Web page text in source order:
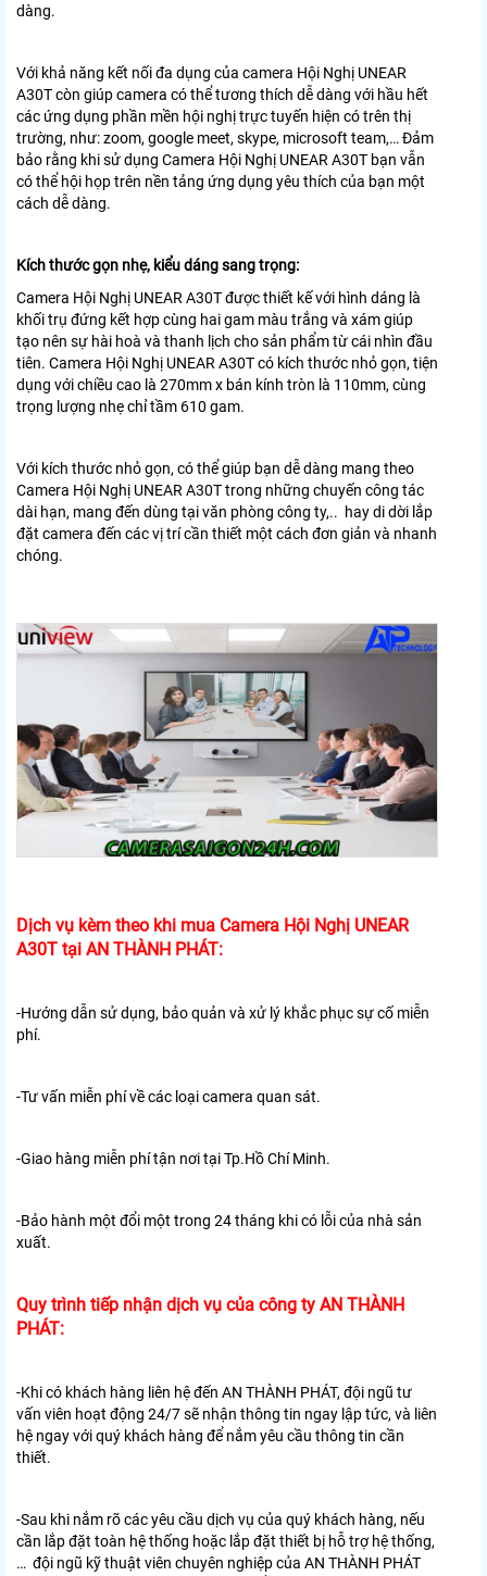
dàng.
Với khả năng kết nối đa dụng của camera Hội Nghị UNEAR
A30T còn giúp camera có thể tương thích dễ dàng với hầu hết
các ứng dụng phần mền hội nghị trực tuyến hiện có trên thị
trường, như: zoom, google meet, skype, microsoft team,… Đảm
bảo rằng khi sử dụng Camera Hội Nghị UNEAR A30T bạn vẫn
có thể hội họp trên nền tảng ứng dụng yêu thích của bạn một
cách dễ dàng.
Kích thước gọn nhẹ, kiểu dáng sang trọng:
Camera Hội Nghị UNEAR A30T được thiết kế với hình dáng là
khối trụ đứng kết hợp cùng hai gam màu trắng và xám giúp
tạo nên sự hài hoà và thanh lịch cho sản phẩm từ cái nhìn đầu
tiên. Camera Hội Nghị UNEAR A30T có kích thước nhỏ gọn, tiện
dụng với chiều cao là 270mm x bán kính tròn là 110mm, cùng
trọng lượng nhẹ chỉ tầm 610 gam.
Với kích thước nhỏ gọn, có thể giúp bạn dễ dàng mang theo
Camera Hội Nghị UNEAR A30T trong những chuyến công tác
dài hạn, mang đến dùng tại văn phòng công ty,.. hay di dời lắp
đặt camera đến các vị trí cần thiết một cách đơn giản và nhanh
chóng.
Dịch vụ kèm theo khi mua Camera Hội Nghị UNEAR
A30T tại AN THÀNH PHÁT:
-Hướng dẫn sử dụng, bảo quản và xử lý khắc phục sự cố miễn
phí.
-Tư vấn miễn phí về các loại camera quan sát.
-Giao hàng miễn phí tận nơi tại Tp.Hồ Chí Minh.
-Bảo hành một đổi một trong 24 tháng khi có lỗi của nhà sản
xuất.
Quy trình tiếp nhận dịch vụ của công ty AN THÀNH
PHÁT:
-Khi có khách hàng liên hệ đến AN THÀNH PHÁT, đội ngũ tư
vấn viên hoạt động 24/7 sẽ nhận thông tin ngay lập tức, và liên
hệ ngay với quý khách hàng để nắm yêu cầu thông tin cần
thiết.
-Sau khi nắm rõ các yêu cầu dịch vụ của quý khách hàng, nếu
cần lắp đặt toàn hệ thống hoặc lắp đặt thiết bị hỗ trợ hệ thống,
… đội ngũ kỹ thuật viên chuyên nghiệp của AN THÀNH PHÁT